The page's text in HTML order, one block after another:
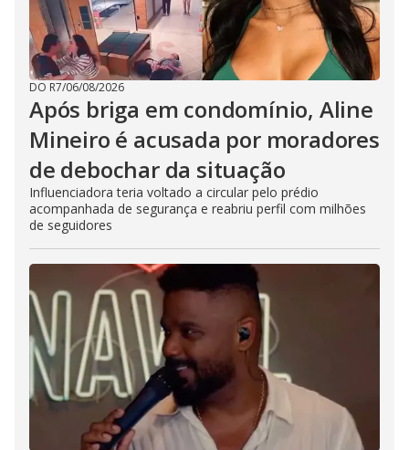
DO R7/06/08/2026
Após briga em condomínio, Aline
Mineiro é acusada por moradores
de debochar da situação
Influenciadora teria voltado a circular pelo prédio
acompanhada de segurança e reabriu perfil com milhões
de seguidores